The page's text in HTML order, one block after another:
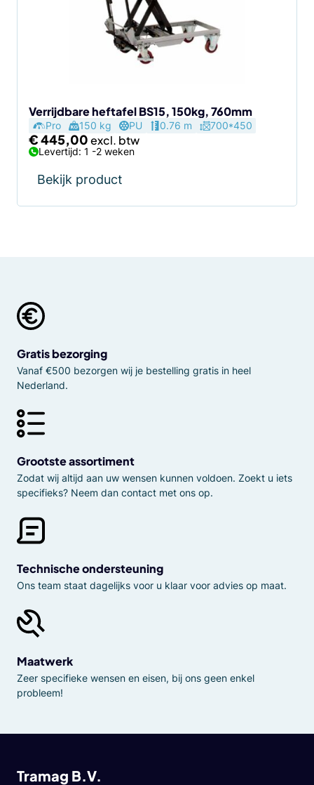
Verrijdbare heftafel BS15, 150kg, 760mm
Pro 150 kg PU 0.76 m 700*450
€445,00
Levertijd: 1 -2 weken
Bekijk product
Gratis bezorging
Vanaf €500 bezorgen wij je bestelling gratis in heel
Nederland.
Grootste assortiment
Zodat wij altijd aan uw wensen kunnen voldoen. Zoekt u iets
specifieks? Neem dan contact met ons op.
Technische ondersteuning
Ons team staat dagelijks voor u klaar voor advies op maat.
Maatwerk
Zeer specifieke wensen en eisen, bij ons geen enkel
probleem!
Tramag B.V.